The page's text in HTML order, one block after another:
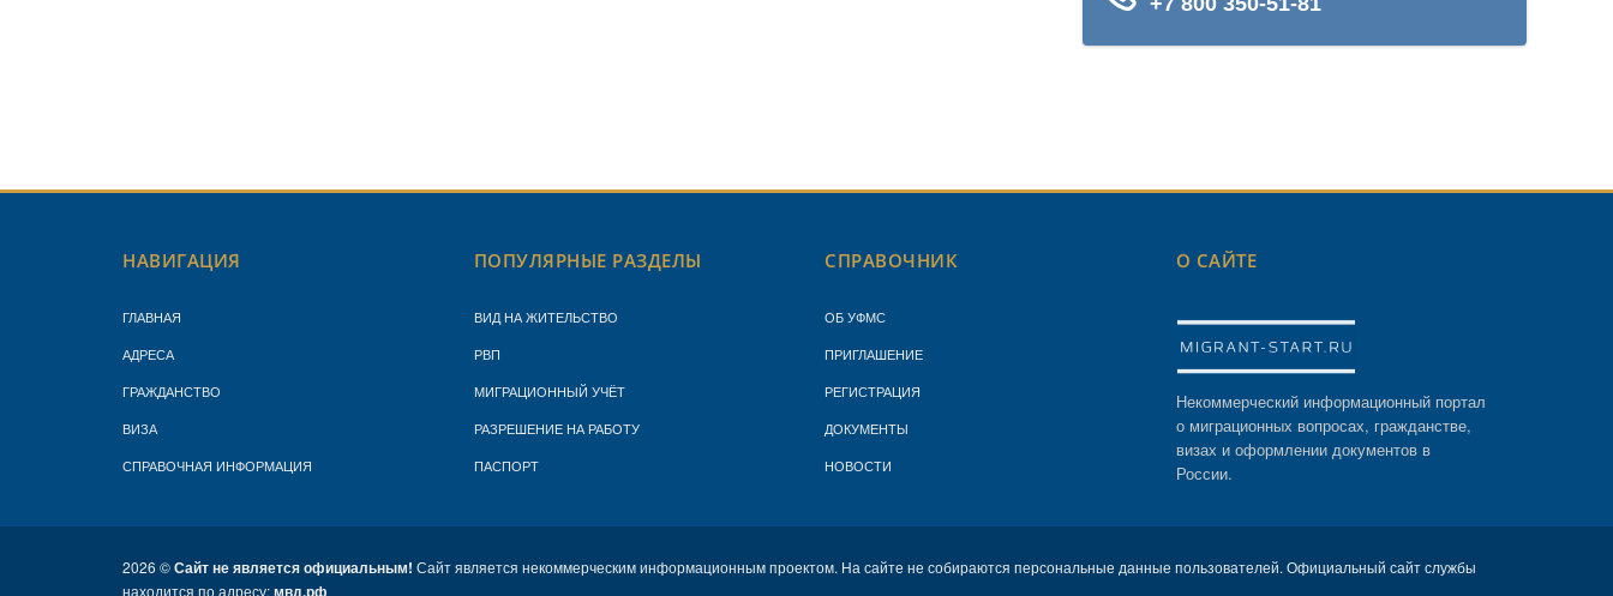
НАВИГАЦИЯ
ГЛАВНАЯ
АДРЕСА
ГРАЖДАНСТВО
ВИЗА
СПРАВОЧНАЯ ИНФОРМАЦИЯ
ПОПУЛЯРНЫЕ РАЗДЕЛЫ
ВИД НА ЖИТЕЛЬСТВО
РВП
МИГРАЦИОННЫЙ УЧЁТ
РАЗРЕШЕНИЕ НА РАБОТУ
ПАСПОРТ
СПРАВОЧНИК
ОБ УФМС
ПРИГЛАШЕНИЕ
РЕГИСТРАЦИЯ
ДОКУМЕНТЫ
НОВОСТИ
О САЙТЕ
Некоммерческий информационный портал
о миграционных вопросах, гражданстве,
визах и оформлении документов в
России.
2026 ©Сайт не является официальным! Сайт является некоммерческим информационным проектом. На сайте не собираются персональные данные пользователей. Официальный сайт службы
находится по адресу:мвд.рф